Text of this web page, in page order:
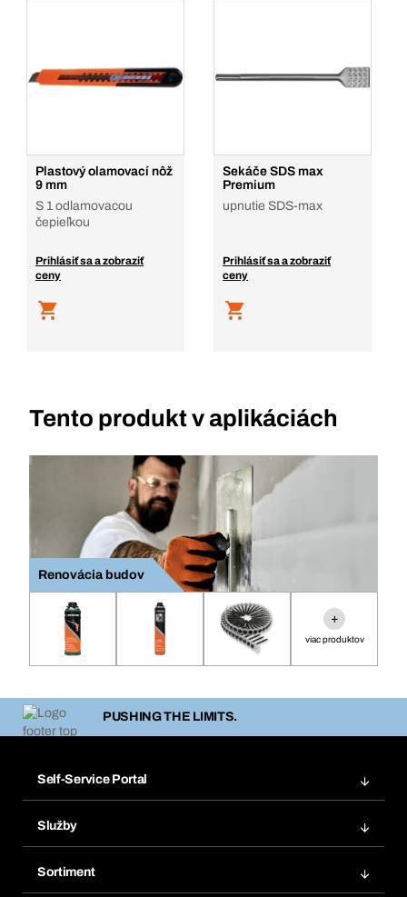
Plastový olamovací nôž
9 mm
S 1 odlamovacou
čepieľkou
Prihlásiť sa a zobraziť
ceny
Sekáče SDS max
Premium
upnutie SDS-max
Prihlásiť sa a zobraziť
ceny
Tento produkt v aplikáciách
Renovácia budov
+
viac produktov
PUSHING THE LIMITS.
Self-Service Portal
Obľúbené
Služby
Sortiment